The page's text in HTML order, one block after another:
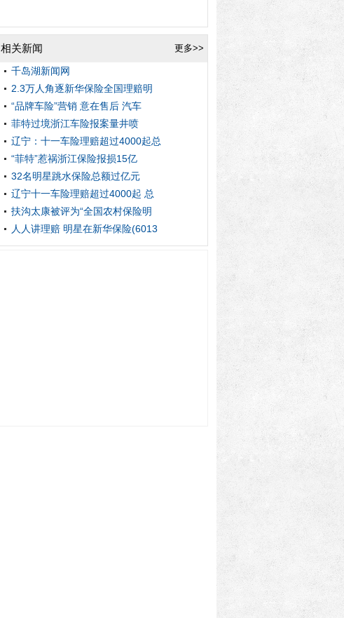
更多>>
相关新闻
千岛湖新闻网
2.3万人角逐新华保险全国理赔明
“品牌车险”营销 意在售后 汽车
菲特过境浙江车险报案量井喷
辽宁：十一车险理赔超过4000起总
“菲特”惹祸浙江保险报损15亿
32名明星跳水保险总额过亿元
辽宁十一车险理赔超过4000起 总
扶沟太康被评为“全国农村保险明
人人讲理赔 明星在新华保险(6013